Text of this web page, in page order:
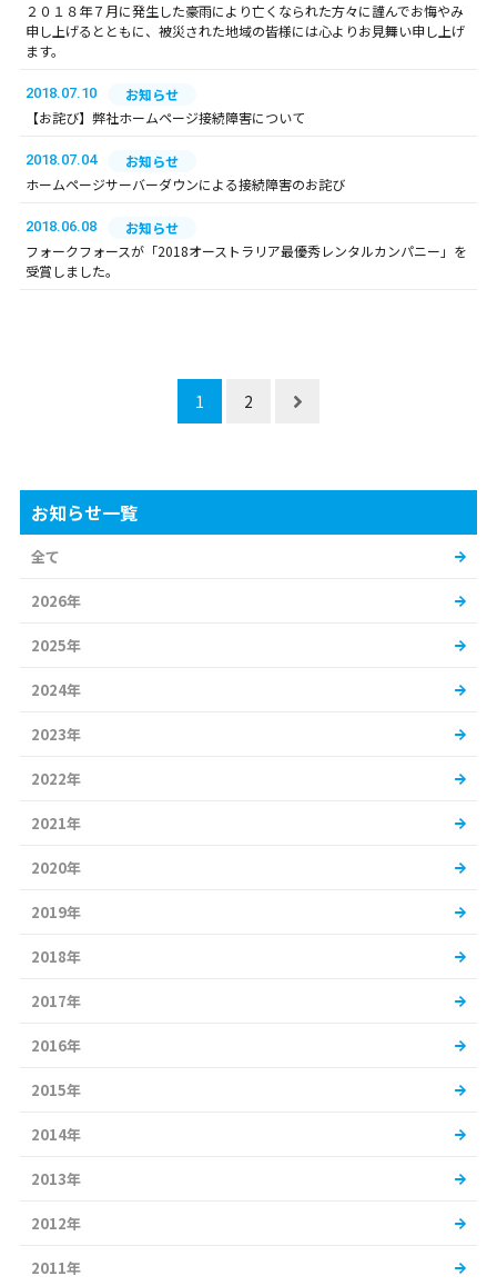
２０１８年７月に発生した豪雨により亡くなられた方々に謹んでお悔やみ
申し上げるとともに、被災された地域の皆様には心よりお見舞い申し上げ
ます。
2018.07.10
お知らせ
【お詫び】弊社ホームページ接続障害について
2018.07.04
お知らせ
ホームページサーバーダウンによる接続障害のお詫び
2018.06.08
お知らせ
フォークフォースが「2018オーストラリア最優秀レンタルカンパニー」を
受賞しました。
1 2
お知らせ一覧
全て
2026年
2025年
2024年
2023年
2022年
2021年
2020年
2019年
2018年
2017年
2016年
2015年
2014年
2013年
2012年
2011年